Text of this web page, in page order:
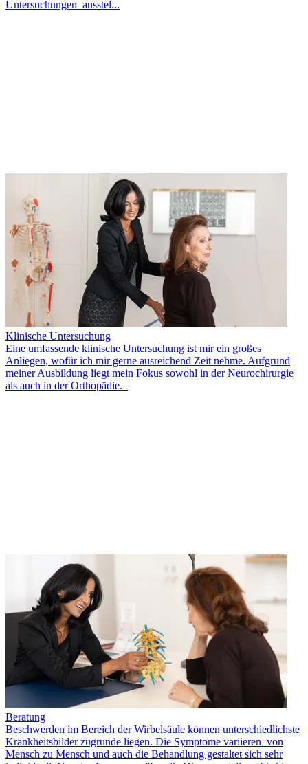
Untersuchungen ausstel...
Klinische Untersuchung
Eine umfassende klinische Untersuchung ist mir ein großes
Anliegen, wofür ich mir gerne ausreichend Zeit nehme. Aufgrund
meiner Ausbildung liegt mein Fokus sowohl in der Neurochirurgie
als auch in der Orthopädie.
Beratung
Beschwerden im Bereich der Wirbelsäule können unterschiedlichste
Krankheitsbilder zugrunde liegen. Die Symptome variieren von
Mensch zu Mensch und auch die Behandlung gestaltet sich sehr